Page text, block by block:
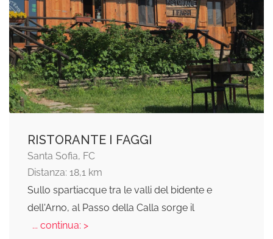
RISTORANTE I FAGGI
Santa Sofia, FC
Distanza: 18,1 km
Sullo spartiacque tra le valli del bidente e
dell'Arno, al Passo della Calla sorge il
... continua: >